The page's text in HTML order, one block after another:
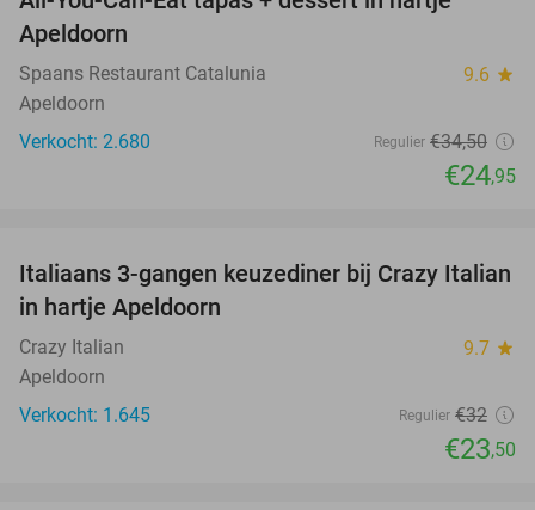
Apeldoorn
Spaans Restaurant Catalunia 9.6 star
Apeldoorn
Verkocht: 2.680
Regulier €34,50
€24,95
27%
Italiaans 3-gangen keuzediner bij Crazy Italian
in hartje Apeldoorn
Crazy Italian 9.7 star
Apeldoorn
Verkocht: 1.645
Regulier €32
€23,50